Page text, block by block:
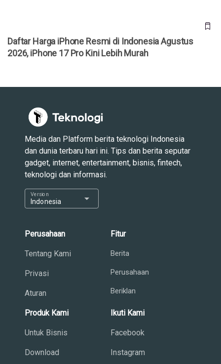
Daftar Harga iPhone Resmi di Indonesia Agustus
2026, iPhone 17 Pro Kini Lebih Murah
Media dan Platform berita teknologi Indonesia
dan dunia terbaru hari ini. Tips dan berita seputar
gadget, internet, entertainment, bisnis, fintech,
teknologi dan informasi.
Indonesia
Version arrow_drop_down
Perusahaan
Tentang Kami
Privasi
Aturan
Fitur
Berita
Perusahaan
Beriklan
Produk Kami
Untuk Bisnis
Download
Ikuti Kami
Facebook
Instagram